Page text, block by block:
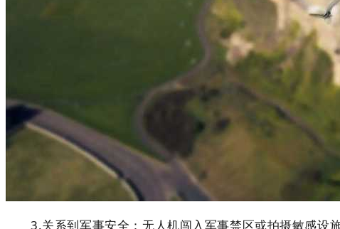
3.关系到军事安全：无人机闯入军事禁区或拍摄敏感设